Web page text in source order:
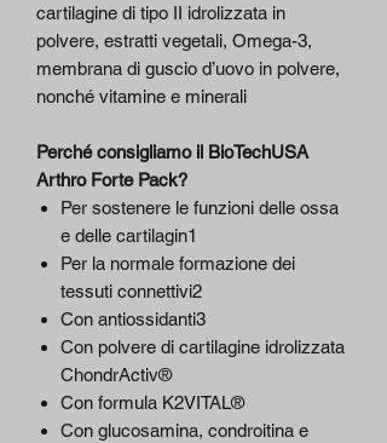
cartilagine di tipo II idrolizzata in
polvere, estratti vegetali, Omega-3,
membrana di guscio d’uovo in polvere,
nonché vitamine e minerali
Perché consigliamo il BioTechUSA
Arthro Forte Pack?
Per sostenere le funzioni delle ossa
e delle cartilagin1
Per la normale formazione dei
tessuti connettivi2
Con antiossidanti3
Con polvere di cartilagine idrolizzata
ChondrActiv®
Con formula K2VITAL®
Con glucosamina, condroitina e